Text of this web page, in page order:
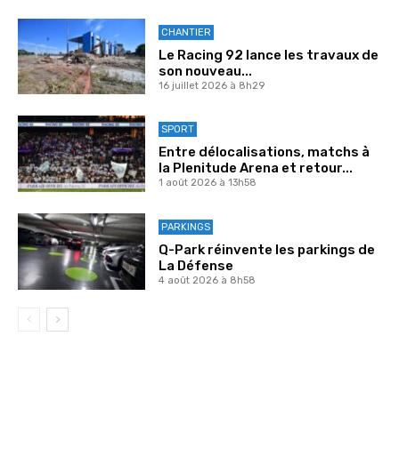
CHANTIER
Le Racing 92 lance les travaux de
son nouveau...
16 juillet 2026 à 8h29
SPORT
Entre délocalisations, matchs à
la Plenitude Arena et retour...
1 août 2026 à 13h58
PARKINGS
Q-Park réinvente les parkings de
La Défense
4 août 2026 à 8h58